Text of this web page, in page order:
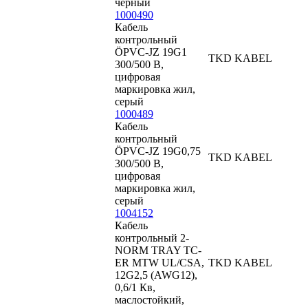
черный
1000490
Кабель
контрольный
ÖPVC-JZ 19G1
300/500 В,
цифровая
маркировка жил,
серый
TKD KABEL
1000489
Кабель
контрольный
ÖPVC-JZ 19G0,75
300/500 В,
цифровая
маркировка жил,
серый
TKD KABEL
1004152
Кабель
контрольный 2-
NORM TRAY TC-
ER MTW UL/CSA,
12G2,5 (AWG12),
0,6/1 Кв,
маслостойкий,
TKD KABEL